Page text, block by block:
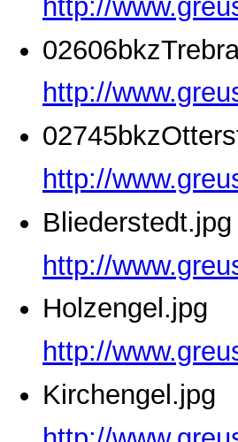
http://
http://
http://
Bliederstedt.jpg
http://
Holzengel.jpg
http://
Kirchengel.jpg